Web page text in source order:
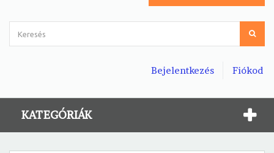
Fiókod
Bejelentkezés
KATEGÓRIÁK